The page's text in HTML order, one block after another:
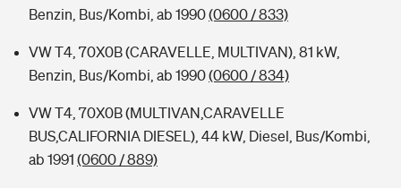
Benzin, Bus/Kombi, ab 1990(0600 / 833)
VW T4, 70X0B (CARAVELLE, MULTIVAN), 81 kW,
Benzin, Bus/Kombi, ab 1990(0600 / 834)
VW T4, 70X0B (MULTIVAN,CARAVELLE
BUS,CALIFORNIA DIESEL), 44 kW, Diesel, Bus/Kombi,
ab 1991 (0600 / 889)